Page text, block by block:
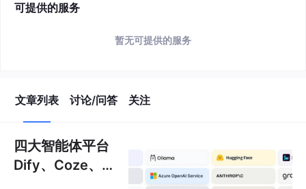
可提供的服务
暂无可提供的服务
文章列表 讨论/问答 关注
四大智能体平台
Dify、Coze、C